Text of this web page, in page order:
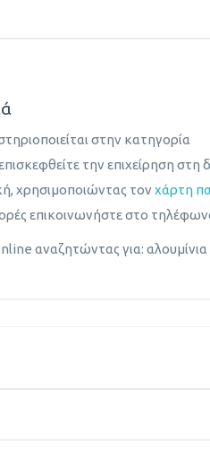
στην κατηγορία
την επιχείρηση στη
χρησιμοποιώντας τον χάρτη
επικοινωνήστε στο
αναζητώντας για: